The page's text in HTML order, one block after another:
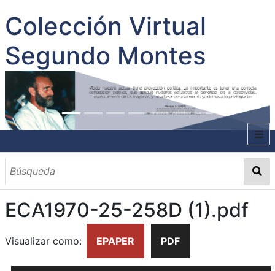
Colección Virtual
Segundo Montes
INICIO
SOBRE EL AUTOR
CONTENIDO
TODOS LOS DOCUMENTOS
CATEGORIAS
OBRAS SOBRE EL AUTOR P. SEGUNDO MONTES
MATERIAS
PALABRAS CLAVES
MULTIMEDIA
ECA1970-25-258D (1).pdf
Visualizar como: EPAPER PDF